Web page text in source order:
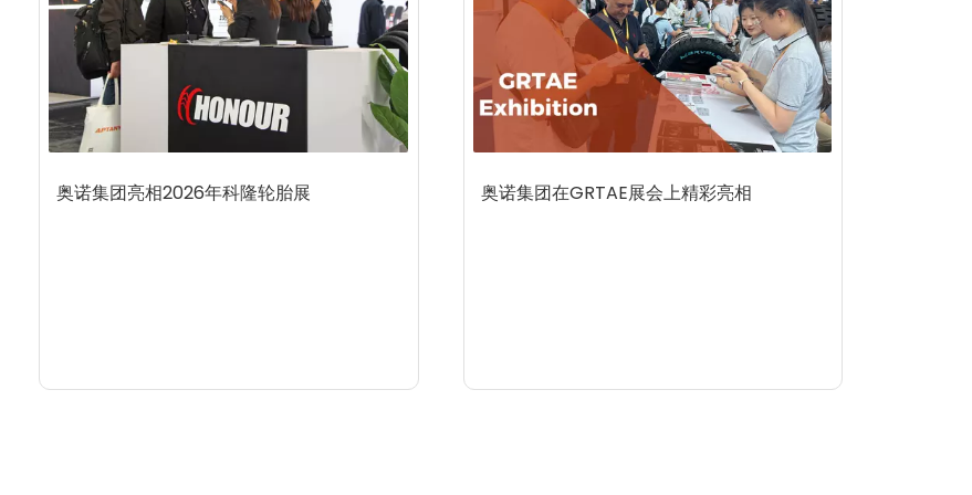
奥诺集团亮相2026年科隆轮胎展 奥诺集团在GRTAE展会上精彩亮相